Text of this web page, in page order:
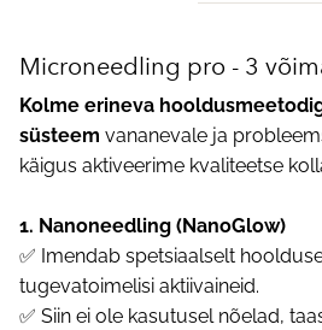
Microneedling pro - 3
Kolme erineva
süsteem vananevale ja
käigus aktiveerime kvaliteetse
1. Nanoneedling (NanoGlow)
✅️ Imendab spetsiaalselt
tugevatoimelisi aktiivaineid.
✅️ Siin ei ole kasutusel nõelad,